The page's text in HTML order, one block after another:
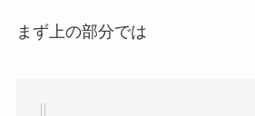
まず上の部分では